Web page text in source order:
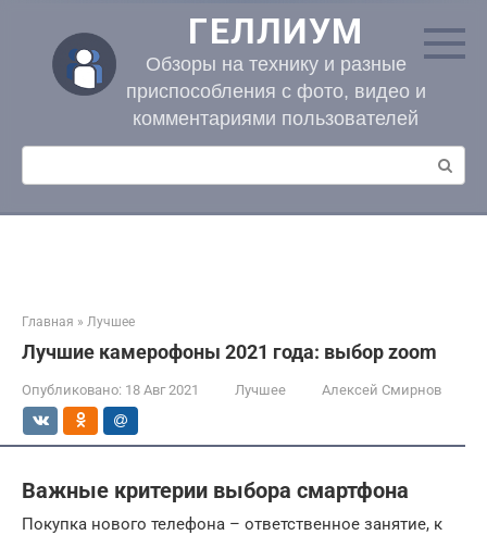
контенту
ГЕЛЛИУМ
Обзоры на технику и разные
приспособления с фото, видео и
комментариями пользователей
Поиск:
Главная » Лучшее
Лучшие камерофоны 2021 года: выбор zoom
Опубликовано: 18 Авг 2021 Лучшее Алексей Смирнов
Важные критерии выбора смартфона
Покупка нового телефона – ответственное занятие, к